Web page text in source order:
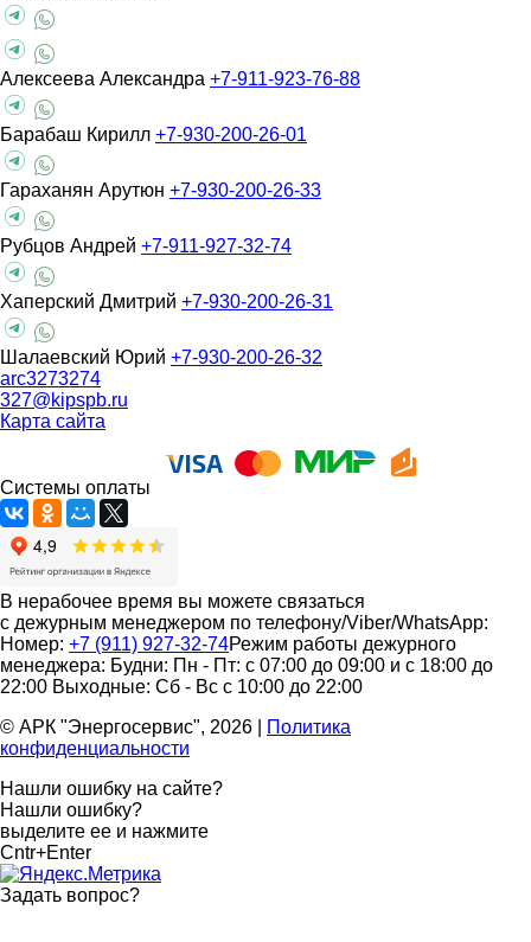
Алексеева Александра +7-911-923-76-88
Барабаш Кирилл +7-930-200-26-01
Гараханян Арутюн +7-930-200-26-33
Рубцов Андрей +7-911-927-32-74
Хаперский Дмитрий +7-930-200-26-31
Шалаевский Юрий +7-930-200-26-32
arc3273274
327@kipspb.ru
Карта сайта
Системы оплаты
В нерабочее время вы можете связаться
с дежурным менеджером по телефону/Viber/WhatsApp:
Номер: +7 (911) 927-32-74Режим работы дежурного
менеджера: Будни: Пн - Пт: с 07:00 до 09:00 и с 18:00 до
22:00 Выходные: Сб - Вс с 10:00 до 22:00
© АРК "Энергосервис", 2026
Политика
конфиденциальности
Нашли ошибку на сайте?
Нашли ошибку?
выделите ее и нажмите
Cntr+Enter
Задать вопрос?